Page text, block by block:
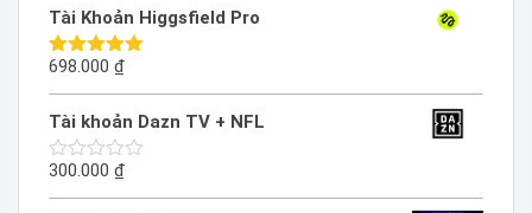
0
5
sao
Tài Khoản Higgsfield Pro
Được xếp
698.000 ₫
Tài khoản Dazn TV + NFL
Được
300.000 ₫